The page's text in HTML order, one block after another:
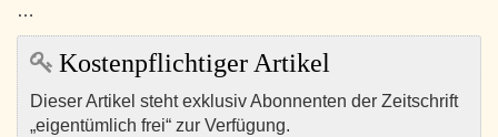
…
Kostenpflichtiger Artikel
Dieser Artikel steht exklusiv Abonnenten der Zeitschrift
„eigentümlich frei“ zur Verfügung.